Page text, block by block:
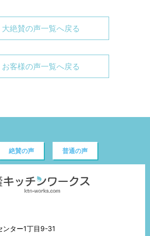
大絶賛の声一覧へ戻る
お客様の声一覧へ戻る
絶賛の声 普通の声
ンター1丁目9-31